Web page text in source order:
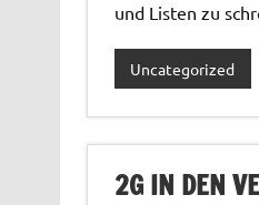
und Listen zu
Uncategorized
2G IN DEN